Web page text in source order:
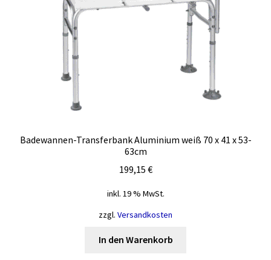
Badewannen-Transferbank Aluminium weiß 70 x 41 x 53-
63cm
199,15 €
inkl. 19 % MwSt.
zzgl. Versandkosten
In den Warenkorb